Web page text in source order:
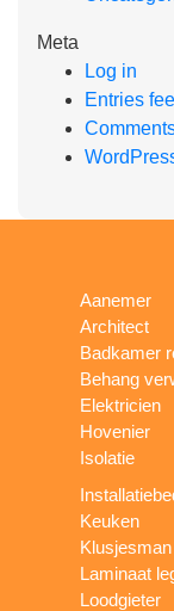
Meta
Log in
Entries
Aanemer
Architect
Badkamer
Behang
Elektricien
Hovenier
Isolatie
Keuken
Klusjesman
Laminaat
Loodgieter